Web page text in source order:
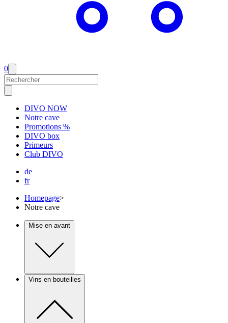
0
DIVO NOW
Notre cave
Promotions %
DIVO box
Primeurs
Club DIVO
de
fr
Homepage>
Notre cave
Mise en avant
Vins en bouteilles